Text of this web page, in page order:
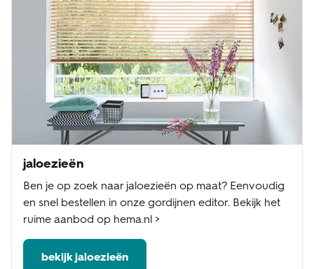
jaloezieën
Ben je op zoek naar jaloezieën op maat? Eenvoudig
en snel bestellen in onze gordijnen editor. Bekijk het
ruime aanbod op hema.nl >
bekijk jaloezieën